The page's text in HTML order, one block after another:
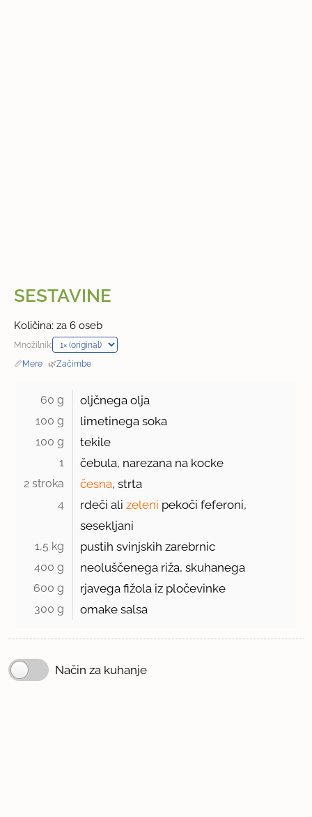
SESTAVINE
Količina: za 6 oseb
Množilnik:
📏Mere · 🌿Začimbe
60 g oljčnega olja
100 g limetinega soka
100 g tekile
1 čebula, narezana na kocke
2 stroka česna, strta
4 rdeči alizeleni pekoči feferoni,
sesekljani
1,5 kg pustih svinjskih zarebrnic
400 g neoluščenega riža, skuhanega
600 g rjavega fižola iz pločevinke
300 g omake salsa
Način za kuhanje